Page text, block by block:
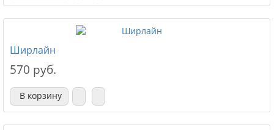
Ширлайн
570 руб.
В корзину